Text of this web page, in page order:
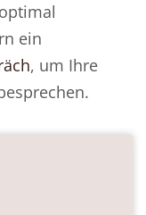
ein
, um Ihre